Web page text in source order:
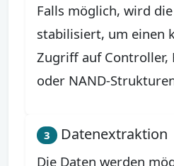
Falls möglich, wird
stabilisiert, um einen
Zugriff auf Controller,
oder NAND-
3 Datenextraktion
Die Daten werden